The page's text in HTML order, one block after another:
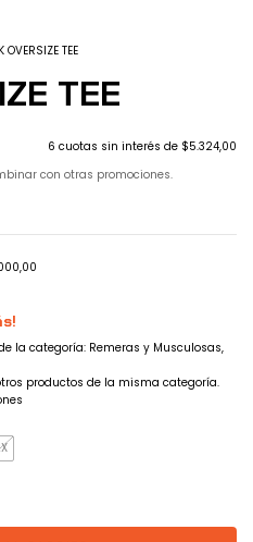
OVERSIZE TEE
TEE
6 cuotas sin interés de $5.324,00
con otras promociones.
la categoría: Remeras y Musculosas,
productos de la misma categoría.